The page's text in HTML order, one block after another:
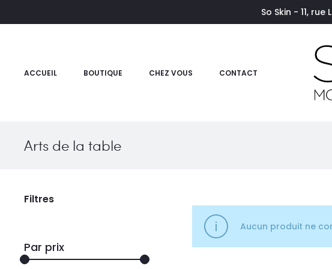
So Skin - 11,
ACCUEIL BOUTIQUE CHEZ VOUS CONTACT
Arts de la table
Aucun produit ne
Filtres
Par prix